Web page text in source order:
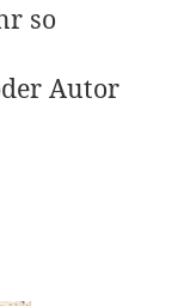
so
Autor